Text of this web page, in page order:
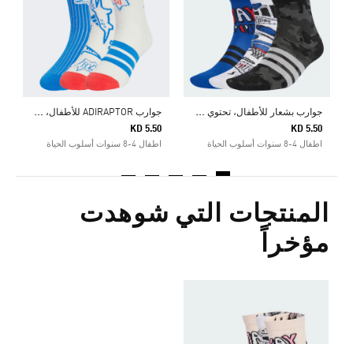
ج
وارب بشعار للأطفال، تحتوي كل عبوة على 3 أزواج
KD 5.50
اطفال 4-8 سنوات أسلوب الحياة
ج
وارب ADIRAPTOR للأطفال، 3 أزواج في الحزمة
KD 5.50
اطفال 4-8 سنوات أسلوب الحياة
المنتجات التي شوهدت
مؤخراً